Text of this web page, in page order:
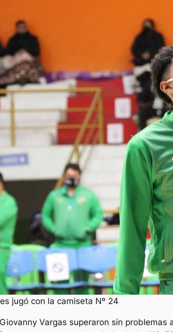
jugó con la camiseta Nº 24
Vargas superaron sin